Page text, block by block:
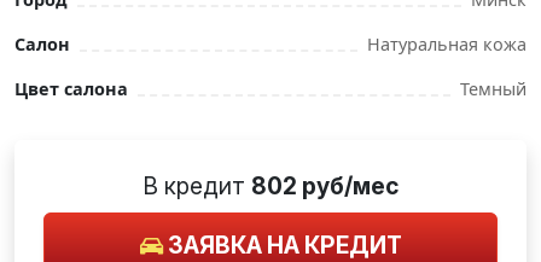
Салон
Натуральная кожа
Цвет салона
Темный
В кредит 802 руб/мес
ЗАЯВКА НА КРЕДИТ